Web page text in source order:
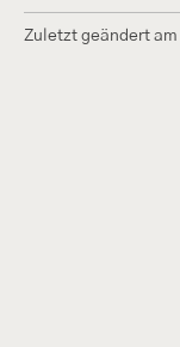
Zuletzt geändert am